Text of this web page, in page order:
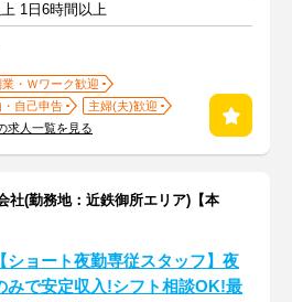
1日6時間以上
業・Ｗワーク歓迎
自己申告
主婦(夫)歓迎
求人一覧を見る
社(勤務地：近鉄御所エリア)【本
【ショート夜勤専従スタッフ】夜
みで安定収入!シフト相談OK!最